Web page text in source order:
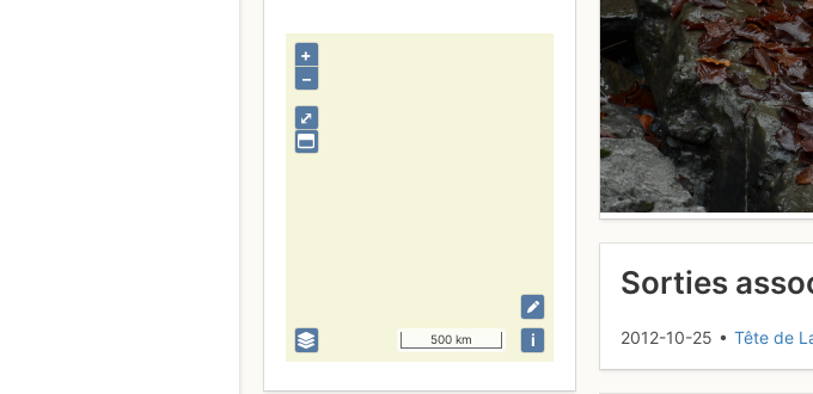
⤢
+
–
500 km i
Sorties
2012-10-25 •Tête de